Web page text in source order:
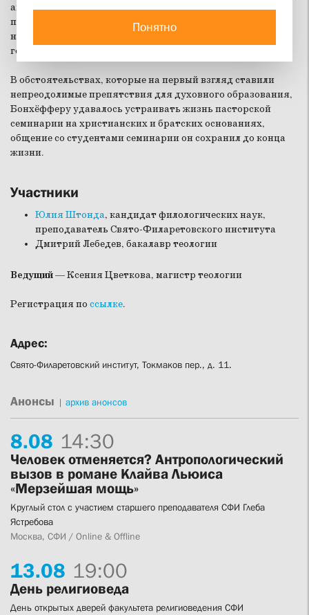
актуальные темы, духовно поддерживал пасторов,
предлагал общие темы для медитаций. Письма —
настоящее свидетельство о церковной жизни 1935-1942
годов.
В обстоятельствах, которые на первый взгляд ставили
непреодолимые препятствия для духовного образования,
Бонхёфферу удавалось устраивать жизнь пасторской
семинарии на христианских и братских основаниях,
общение со студентами семинарии он сохранил до конца
жизни.
Участники
Юлия Штонда, кандидат филологических наук,
преподаватель Свято-Филаретовского института
Дмитрий Лебедев, бакалавр теологии
Ведущий— Ксения Цветкова, магистр теологии
Регистрация по ссылке.
Адрес:
Свято-Филаретовский институт, Токмаков пер., д. 11.
Анонсы | архив анонсов
8.08 14:30
Человек отменяется? Антропологический
вызов в романе Клайва Льюиса
«Мерзейшая мощь»
Круглый стол с участием старшего преподавателя СФИ Глеба
Ястребова
Москва, СФИ / Online & Offline
13.08 19:00
День религиоведа
День открытых дверей факультета религиоведения СФИ
Понятно